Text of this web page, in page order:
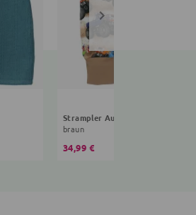
Strampler Auto
braun
34,99 €